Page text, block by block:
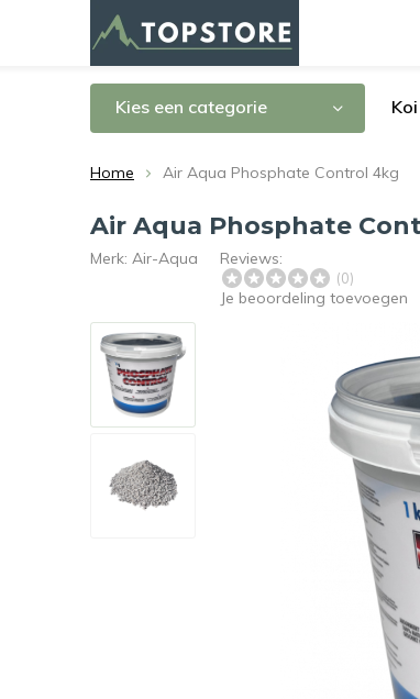
Kies een categorie
Home Air Aqua Phosphate Control 4kg
Air Aqua Phosphate
Merk: Air-Aqua Reviews:
(0)
Je beoordeling toevoegen